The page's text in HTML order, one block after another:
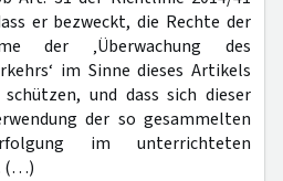
er bezweckt, die Rechte der
der ‚Überwachung des
im Sinne dieses Artikels
und dass sich dieser
der so gesammelten
im unterrichteten
(…)